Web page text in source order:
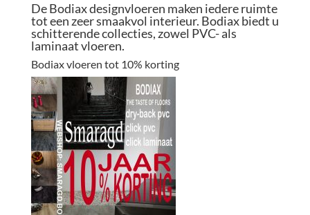
De Bodiax designvloeren maken iedere ruimte
tot een zeer smaakvol interieur. Bodiax biedt u
schitterende collecties, zowel PVC- als
laminaat vloeren.
Bodiax vloeren tot 10% korting